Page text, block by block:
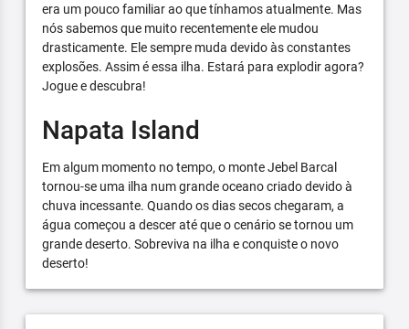
era um pouco familiar ao que tínhamos atualmente. Mas
nós sabemos que muito recentemente ele mudou
drasticamente. Ele sempre muda devido às constantes
explosões. Assim é essa ilha. Estará para explodir agora?
Jogue e descubra!
Napata Island
Em algum momento no tempo, o monte Jebel Barcal
tornou-se uma ilha num grande oceano criado devido à
chuva incessante. Quando os dias secos chegaram, a
água começou a descer até que o cenário se tornou um
grande deserto. Sobreviva na ilha e conquiste o novo
deserto!